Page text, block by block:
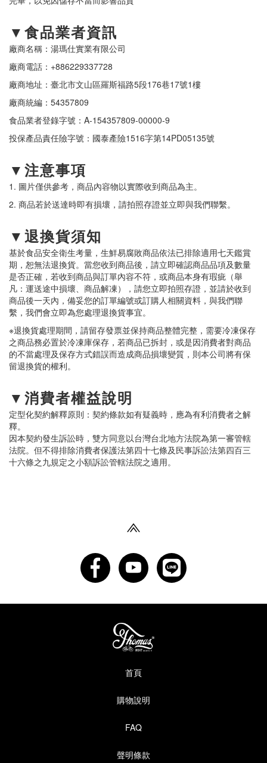
▼食品業者資訊
廠商名稱：湯瑪仕實業有限公司
廠商電話：+886229337728
廠商地址：臺北市文山區羅斯福路5段176巷17號1樓
廠商統編：54357809
食品業者登錄字號：A-154357809-00000-9
投保產品責任險字號：國泰產險1516字第14PD05135號
▼注意事項
1. 圖片僅供參考，商品內容物以實際收到商品為主。
2. 商品若於送達時即有損壞，請拍照存證並立即與我們聯繫。
▼退換貨須知
基於食品安全衛生考量，生鮮易腐敗商品依法已排除適用七天鑑賞
期，恕無法退換貨。當您收到商品後，請立即確認商品品項及數量
是否正確，若收到商品與訂單內容不符，或商品本身有瑕疵（舉
凡：運送途中損壞、商品解凍），請您立即拍照存證，並請於收到
商品後一天內，備妥您的訂單編號或訂購人相關資料，與我們聯
繫，我們會立即為您處理退換貨事宜。
※退換貨處理期間，請留存發票並保持商品整體完整，需要冷凍保存
之商品務必置於冷凍庫保存，若商品已拆封，或是因消費者對商品
的不當處理及保存方式錯誤而造成商品損壞變質，則本公司將有保
留退換貨的權利。
▼消費者權益說明
定型化契約解釋原則：契約條款如有疑義時，應為有利消費者之解
釋。
因本契約發生訴訟時，雙方同意以台灣台北地方法院為第一審管轄
法院。但不得排除消費者保護法第四十七條及民事訴訟法第四百三
十六條之九規定之小額訴訟管轄法院之適用。
首頁
購物說明
FAQ
聲明條款